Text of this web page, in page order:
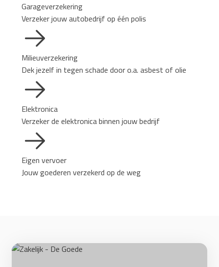
Garageverzekering
Verzeker jouw autobedrijf op één polis
Milieuverzekering
Dek jezelf in tegen schade door o.a. asbest of olie
Elektronica
Verzeker de elektronica binnen jouw bedrijf
Eigen vervoer
Jouw goederen verzekerd op de weg